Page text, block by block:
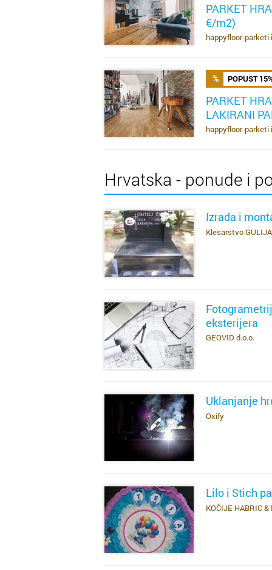
SAZNAJ VIŠE
PARKET
€/m2)
happyfloor-parketi
SAZNAJ VIŠE
POPUST
PARKET
LAKIRANI
happyfloor-parketi
Hrvatska - ponude i
Izrada i
Klesarstvo
eksterijera
GEOVID d.o.o.
Uklanjanje
Oxify
Lilo i Stich
KOČIJE HABRIC &